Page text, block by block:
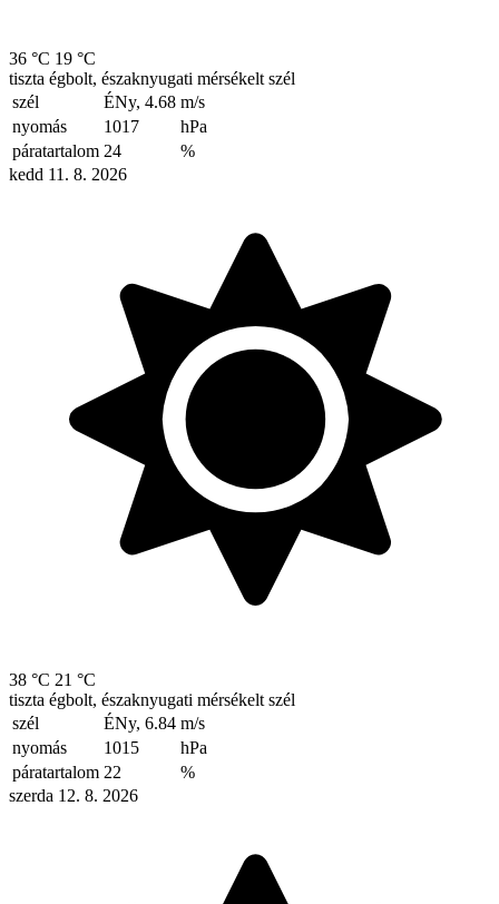
36 °C 19 °C
tiszta égbolt, északnyugati mérsékelt szél
szél
ÉNy, 4.68 m/s
nyomás
1017
hPa
páratartalom 24
%
kedd 11. 8. 2026
38 °C 21 °C
tiszta égbolt, északnyugati mérsékelt szél
szél
ÉNy, 6.84 m/s
nyomás
1015
hPa
páratartalom 22
%
szerda 12. 8. 2026